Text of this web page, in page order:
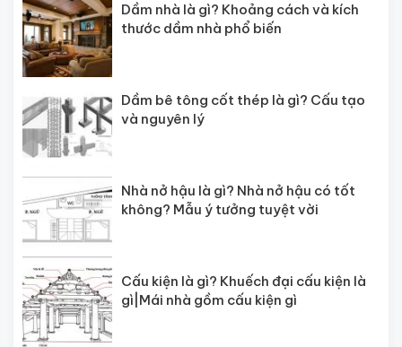
Dầm nhà là gì? Khoảng cách và kích
thước dầm nhà phổ biến
Dầm bê tông cốt thép là gì? Cấu tạo
và nguyên lý
Nhà nở hậu là gì? Nhà nở hậu có tốt
không? Mẫu ý tưởng tuyệt vời
Cấu kiện là gì? Khuếch đại cấu kiện là
gì|Mái nhà gồm cấu kiện gì